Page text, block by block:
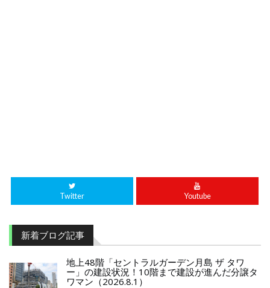
Twitter Youtube
新着ブログ記事
地上48階「セントラルガーデン月島 ザ タワ
ー」の建設状況！10階まで建設が進んだ分譲タ
ワマン（2026.8.1）